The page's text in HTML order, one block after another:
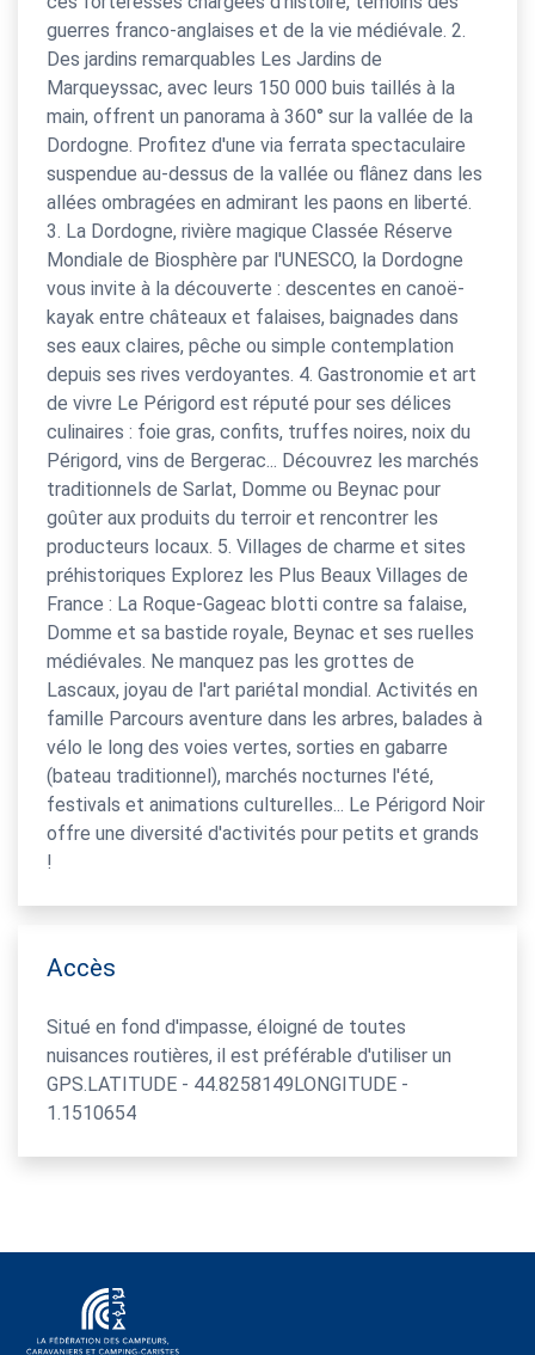
guerres franco-anglaises et de la vie médiévale. 2.
Des jardins remarquables Les Jardins de
Marqueyssac, avec leurs 150 000 buis taillés à la
main, offrent un panorama à 360° sur la vallée de la
Dordogne. Profitez d'une via ferrata spectaculaire
suspendue au-dessus de la vallée ou flânez dans les
allées ombragées en admirant les paons en liberté.
3. La Dordogne, rivière magique Classée Réserve
Mondiale de Biosphère par l'UNESCO, la Dordogne
vous invite à la découverte : descentes en canoë-
kayak entre châteaux et falaises, baignades dans
ses eaux claires, pêche ou simple contemplation
depuis ses rives verdoyantes. 4. Gastronomie et art
de vivre Le Périgord est réputé pour ses délices
culinaires : foie gras, confits, truffes noires, noix du
Périgord, vins de Bergerac... Découvrez les marchés
traditionnels de Sarlat, Domme ou Beynac pour
goûter aux produits du terroir et rencontrer les
producteurs locaux. 5. Villages de charme et sites
préhistoriques Explorez les Plus Beaux Villages de
France : La Roque-Gageac blotti contre sa falaise,
Domme et sa bastide royale, Beynac et ses ruelles
médiévales. Ne manquez pas les grottes de
Lascaux, joyau de l'art pariétal mondial. Activités en
famille Parcours aventure dans les arbres, balades à
vélo le long des voies vertes, sorties en gabarre
(bateau traditionnel), marchés nocturnes l'été,
festivals et animations culturelles... Le Périgord Noir
offre une diversité d'activités pour petits et grands
!
Accès
Situé en fond d'impasse, éloigné de toutes
nuisances routières, il est préférable d'utiliser un
GPS.LATITUDE - 44.8258149LONGITUDE -
1.1510654